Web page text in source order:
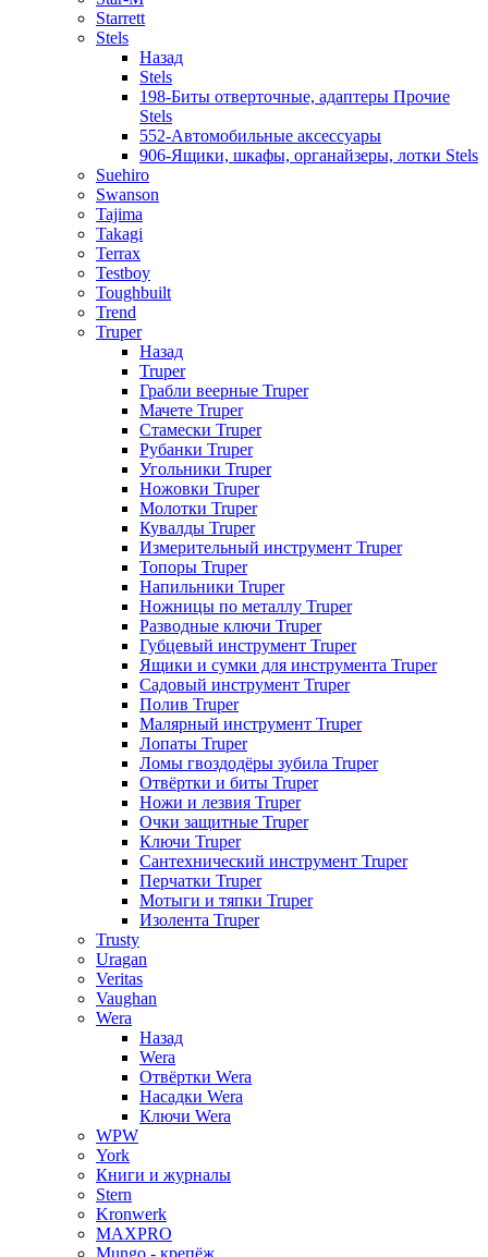
Starrett
Stels
Назад
Stels
198-Биты отверточные, адаптеры Прочие
Stels
552-Автомобильные аксессуары
906-Ящики, шкафы, органайзеры, лотки Stels
Suehiro
Swanson
Tajima
Takagi
Terrax
Testboy
Toughbuilt
Trend
Truper
Назад
Truper
Грабли веерные Truper
Мачете Truper
Стамески Truper
Рубанки Truper
Угольники Truper
Ножовки Truper
Молотки Truper
Кувалды Truper
Измерительный инструмент Truper
Топоры Truper
Напильники Truper
Ножницы по металлу Truper
Разводные ключи Truper
Губцевый инструмент Truper
Ящики и сумки для инструмента Truper
Садовый инструмент Truper
Полив Truper
Малярный инструмент Truper
Лопаты Truper
Ломы гвоздодёры зубила Truper
Отвёртки и биты Truper
Ножи и лезвия Truper
Очки защитные Truper
Ключи Truper
Сантехнический инструмент Truper
Перчатки Truper
Мотыги и тяпки Truper
Изолента Truper
Trusty
Uragan
Veritas
Vaughan
Wera
Назад
Wera
Отвёртки Wera
Насадки Wera
Ключи Wera
WPW
York
Книги и журналы
Stern
Kronwerk
MAXPRO
Mungo - крепёж